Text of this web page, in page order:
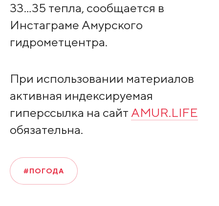
33…35 тепла, сообщается в
Инстаграме Амурского
гидрометцентра.
При использовании материалов
активная индексируемая
гиперссылка на сайт AMUR.LIFE
обязательна.
#ПОГОДА